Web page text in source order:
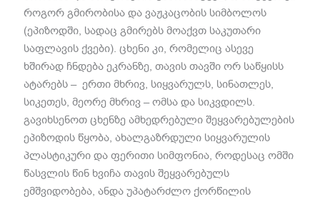
როგორ გმირობისა და ვაჟკაცობის სიმბოლოს
(ეპიზოდში, სადაც გმირებს მოაქვთ საკუთარი
საფლავის ქვები). ცხენი კი, რომელიც ასევე
ხშირად ჩნდება ეკრანზე, თავის თავში ორ საწყისს
ატარებს – ერთი მხრივ, სიყვარულს, სინათლეს,
სიკეთეს, მეორე მხრივ – ომსა და სიკვდილს.
გავიხსენოთ ცხენზე ამხედრებული შეყვარებულების
ეპიზოდის წყობა, ახალგაზრდული სიყვარულის
პლასტიკური და ფერითი სიმფონია, როდესაც ომში
წასვლის წინ ხვიჩა თავის შეყვარებულს
ემშვიდობება, ანდა უპატარძლო ქორწილის